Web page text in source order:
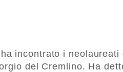
ha incontrato i neolaureati
del Cremlino. Ha